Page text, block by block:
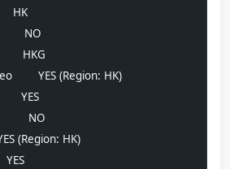
HK
NO
HKG
YES (Region: HK)
YES
NO
(Region: HK)